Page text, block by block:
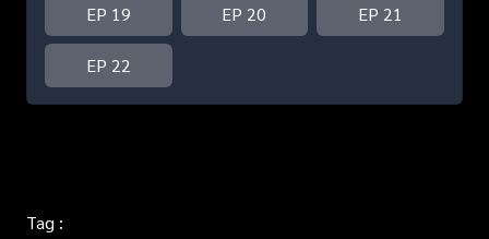
EP 19 EP 20 EP 21
EP 22
Tag :